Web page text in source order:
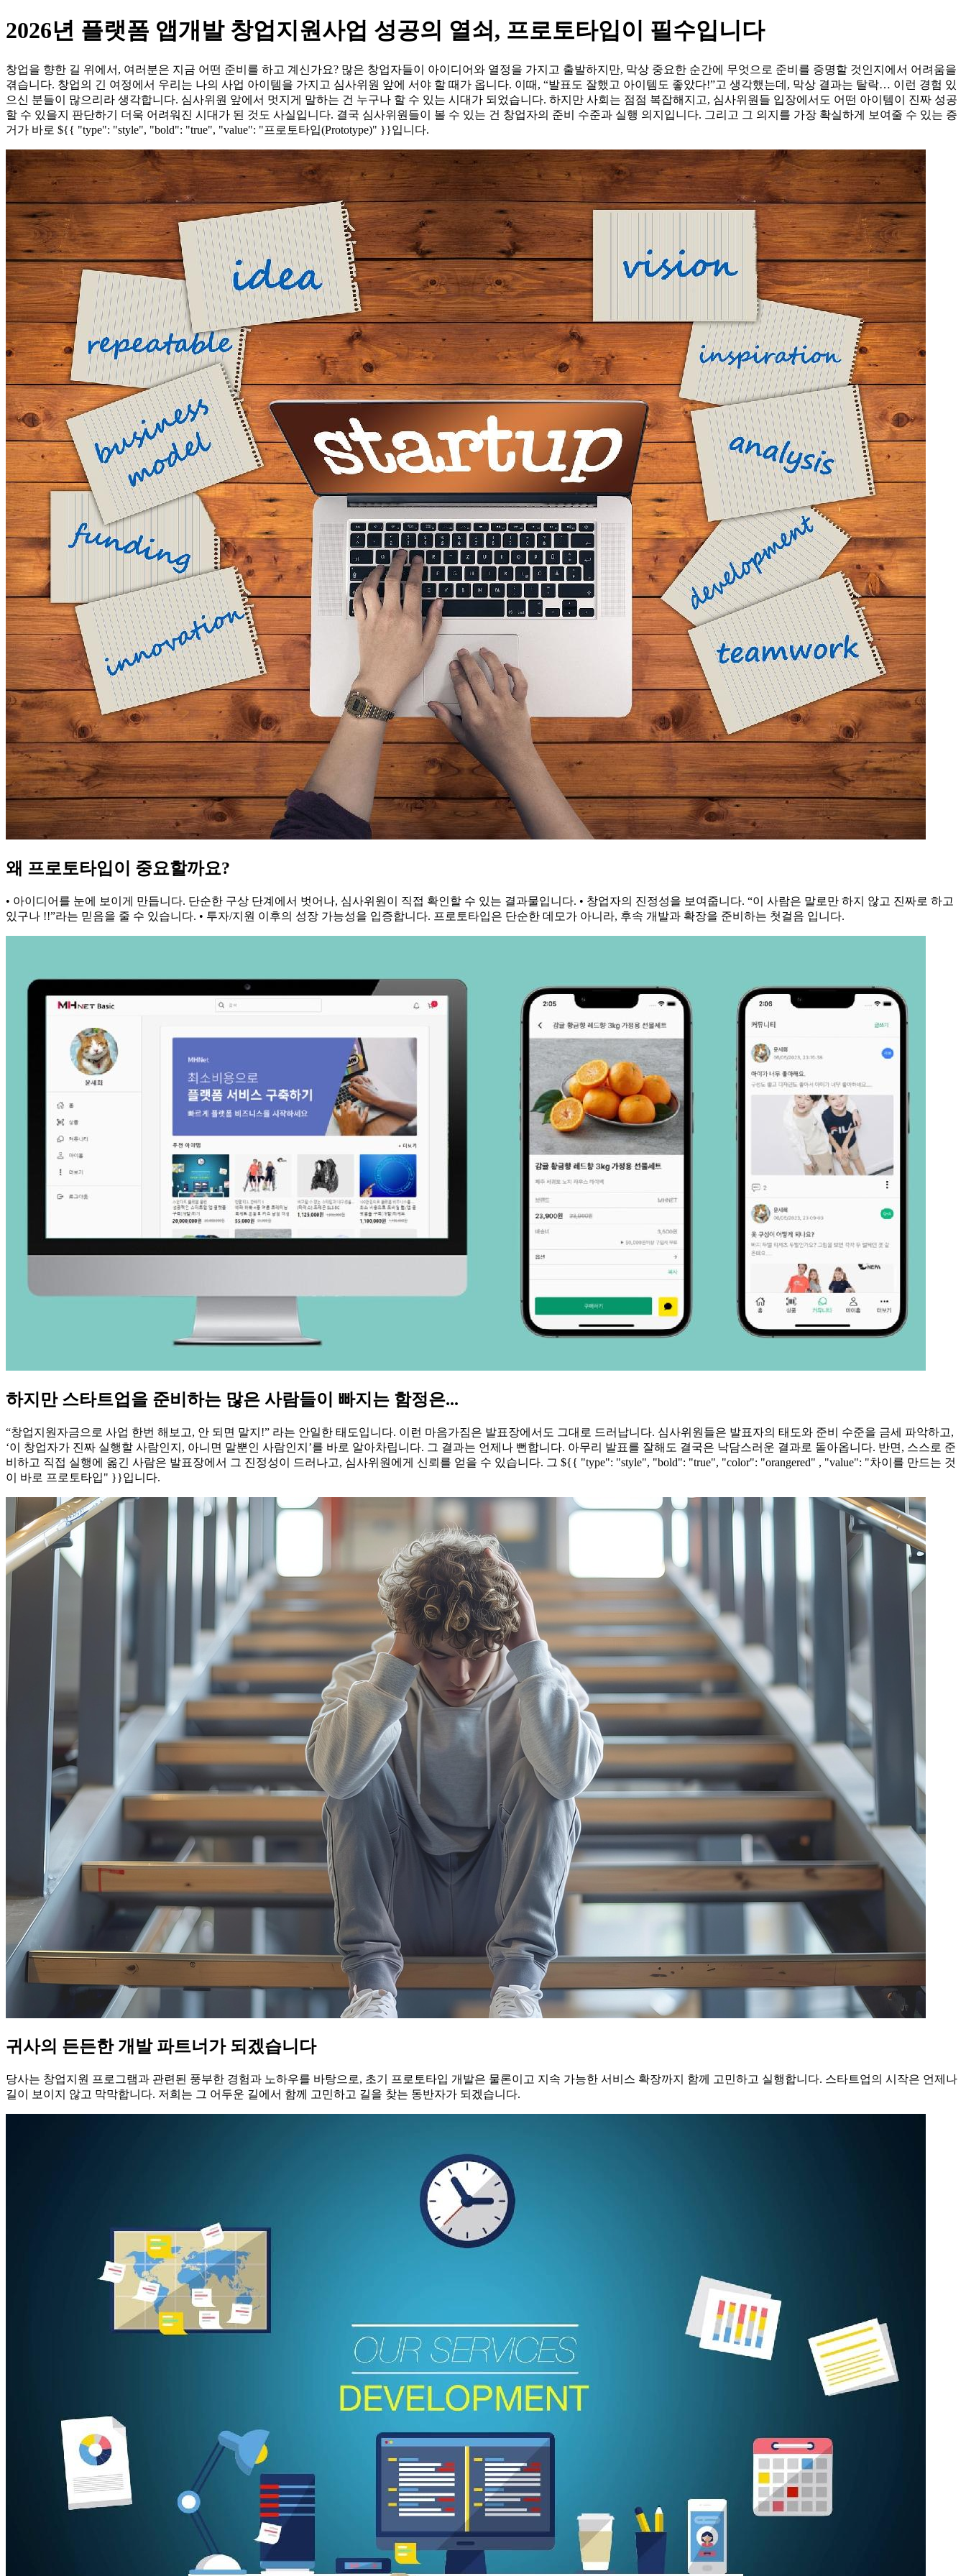
2026년 플랫폼 앱개발 창업지원사업 성공의 열쇠, 프로토타입이 필수입니다
창업을 향한 길 위에서, 여러분은 지금 어떤 준비를 하고 계신가요? 많은 창업자들이 아이디어와 열정을 가지고 출발하지만, 막상 중요한 순간에 무엇으로 준비를 증명할 것인지에서 어려움을
겪습니다. 창업의 긴 여정에서 우리는 나의 사업 아이템을 가지고 심사위원 앞에 서야 할 때가 옵니다. 이때, “발표도 잘했고 아이템도 좋았다!”고 생각했는데, 막상 결과는 탈락… 이런 경험 있
으신 분들이 많으리라 생각합니다. 심사위원 앞에서 멋지게 말하는 건 누구나 할 수 있는 시대가 되었습니다. 하지만 사회는 점점 복잡해지고, 심사위원들 입장에서도 어떤 아이템이 진짜 성공
할 수 있을지 판단하기 더욱 어려워진 시대가 된 것도 사실입니다. 결국 심사위원들이 볼 수 있는 건 창업자의 준비 수준과 실행 의지입니다. 그리고 그 의지를 가장 확실하게 보여줄 수 있는 증
거가 바로 ${{ "type": "style", "bold": "true", "value": "프로토타입(Prototype)" }}입니다.
왜 프로토타입이 중요할까요?
• 아이디어를 눈에 보이게 만듭니다. 단순한 구상 단계에서 벗어나, 심사위원이 직접 확인할 수 있는 결과물입니다. • 창업자의 진정성을 보여줍니다. “이 사람은 말로만 하지 않고 진짜로 하고
있구나 !!”라는 믿음을 줄 수 있습니다. • 투자/지원 이후의 성장 가능성을 입증합니다. 프로토타입은 단순한 데모가 아니라, 후속 개발과 확장을 준비하는 첫걸음 입니다.
하지만 스타트업을 준비하는 많은 사람들이 빠지는 함정은...
“창업지원자금으로 사업 한번 해보고, 안 되면 말지!” 라는 안일한 태도입니다. 이런 마음가짐은 발표장에서도 그대로 드러납니다. 심사위원들은 발표자의 태도와 준비 수준을 금세 파악하고,
‘이 창업자가 진짜 실행할 사람인지, 아니면 말뿐인 사람인지’를 바로 알아차립니다. 그 결과는 언제나 뻔합니다. 아무리 발표를 잘해도 결국은 낙담스러운 결과로 돌아옵니다. 반면, 스스로 준
비하고 직접 실행에 옮긴 사람은 발표장에서 그 진정성이 드러나고, 심사위원에게 신뢰를 얻을 수 있습니다. 그 ${{ "type": "style", "bold": "true", "color": "orangered" , "value": "차이를 만드는 것
이 바로 프로토타입" }}입니다.
귀사의 든든한 개발 파트너가 되겠습니다
당사는 창업지원 프로그램과 관련된 풍부한 경험과 노하우를 바탕으로, 초기 프로토타입 개발은 물론이고 지속 가능한 서비스 확장까지 함께 고민하고 실행합니다. 스타트업의 시작은 언제나
길이 보이지 않고 막막합니다. 저희는 그 어두운 길에서 함께 고민하고 길을 찾는 동반자가 되겠습니다.